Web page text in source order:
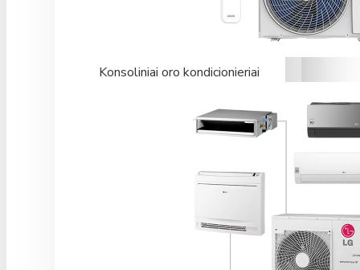
Konsoliniai oro kondicionieriai